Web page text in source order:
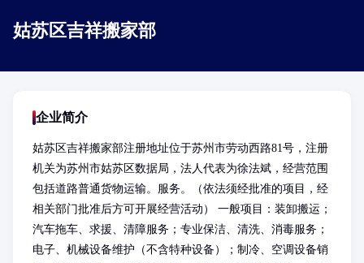
姑苏区吉祥搬家部
企业简介
姑苏区吉祥搬家部注册地址位于苏州市劳动西路81号，注册
机关为苏州市姑苏区数据局，法人代表为徐法斌，经营范围
包括道路普通货物运输。服务。（依法须经批准的项目，经
相关部门批准后方可开展经营活动） 一般项目：装卸搬运；
汽车拖车、求援、清障服务；专业保洁、清洗、消毒服务；
电子、机械设备维护（不含特种设备）；制冷、空调设备销